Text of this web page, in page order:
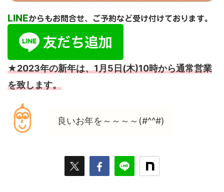
LINEからもお問合せ、ご予約など受け付けております。
★2023年の新年は、1月5日(木)10時から通常営業
を致します。
良いお年を～～～～(#^^#)